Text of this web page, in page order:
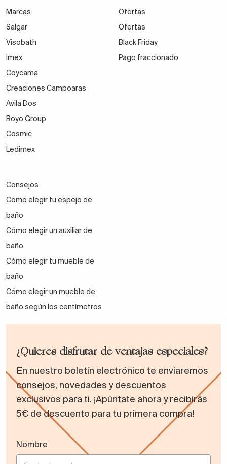
Marcas
Salgar
Visobath
Imex
Coycama
Creaciones Campoaras
Avila Dos
Royo Group
Cosmic
Ledimex
Ofertas
Ofertas
Black Friday
Pago fraccionado
Consejos
Como elegir tu espejo de
baño
Cómo elegir un auxiliar de
baño
Cómo elegir tu mueble de
baño
Cómo elegir un mueble de
baño según los centímetros
¿Quieres disfrutar de ventajas especiales?
En nuestro boletín electrónico te enviaremos
consejos, novedades y descuentos
exclusivos para ti. ¡Apúntate ahora y recibirás
5€ de descuento para tu primera compra!
Nombre